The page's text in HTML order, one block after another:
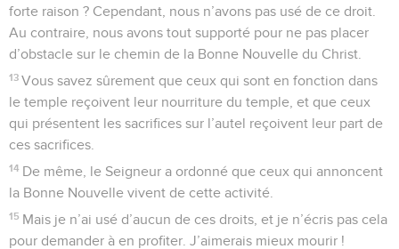
forte raison ? Cependant, nous n’avons pas usé de ce droit.
Au contraire, nous avons tout supporté pour ne pas placer
d’obstacle sur le chemin de la Bonne Nouvelle du Christ.
13 Vous savez sûrement que ceux qui sont en fonction dans
le temple reçoivent leur nourriture du temple, et que ceux
qui présentent les sacrifices sur l’autel reçoivent leur part de
ces sacrifices.
14 De même, le Seigneur a ordonné que ceux qui annoncent
la Bonne Nouvelle vivent de cette activité.
15 Mais je n’ai usé d’aucun de ces droits, et je n’écris pas cela
pour demander à en profiter. J’aimerais mieux mourir !